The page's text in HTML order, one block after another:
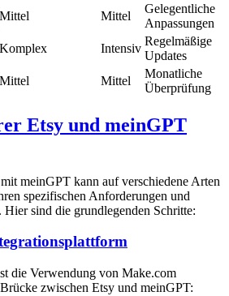
Mittel Mittel
Gelegentliche
Anpassungen
Komplex Intensiv
Regelmäßige
Updates
Mittel Mittel
Monatliche
Überprüfung
Etsy und meinGPT
meinGPT kann auf verschiedene Arten
spezifischen Anforderungen und
Hier sind die grundlegenden Schritte:
die Verwendung von Make.com
zwischen Etsy und meinGPT: